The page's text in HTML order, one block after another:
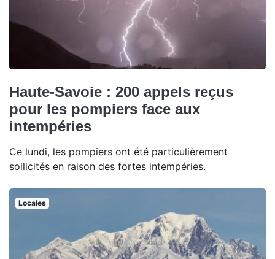
Haute-Savoie : 200 appels reçus
pour les pompiers face aux
intempéries
Ce lundi, les pompiers ont été particulièrement
sollicités en raison des fortes intempéries.
Locales